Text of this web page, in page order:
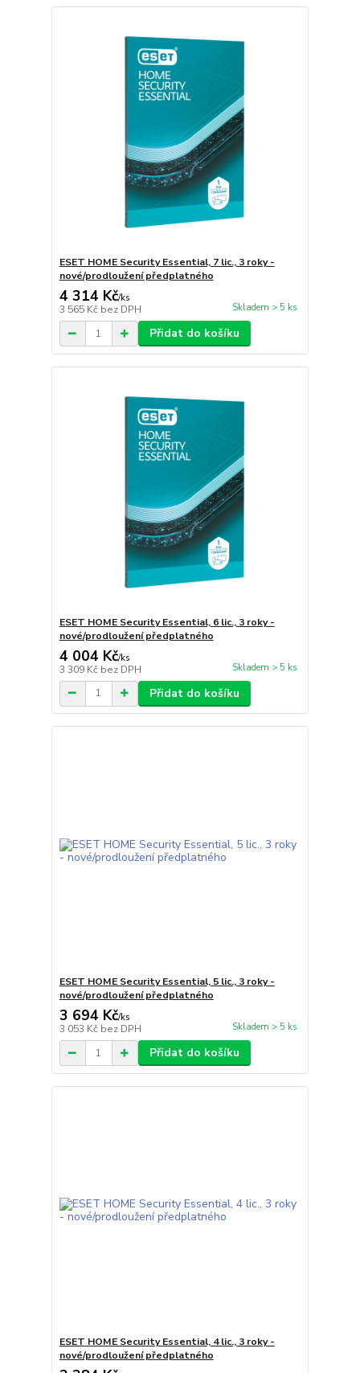
ESET HOME Security Essential, 7 lic., 3 roky -
nové/prodloužení předplatného
4 314 Kč/ks
3 565 Kč bez DPH Skladem > 5 ks
Přidat do košíku
ESET HOME Security Essential, 6 lic., 3 roky -
nové/prodloužení předplatného
4 004 Kč/ks
3 309 Kč bez DPH Skladem > 5 ks
Přidat do košíku
ESET HOME Security Essential, 5 lic., 3 roky -
nové/prodloužení předplatného
3 694 Kč/ks
3 053 Kč bez DPH Skladem > 5 ks
Přidat do košíku
ESET HOME Security Essential, 4 lic., 3 roky -
nové/prodloužení předplatného